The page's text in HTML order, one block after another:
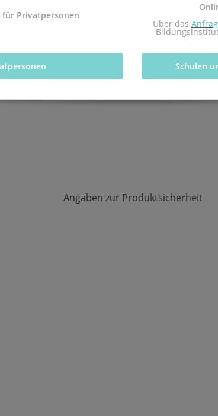
mit dem Redaktionsteam inf-schule.de,
Angaben zur Produktsicherheit
für Privatpersonen
Über das
Schulen